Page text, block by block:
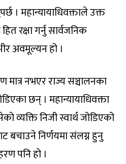
। महान्यायाधिवक्ताले उक्त
रक्षा गर्नु सार्वजनिक
अवमूल्यन हो ।
नभएर राज्य सञ्चालनका
छन् । महान्यायाधिवक्ता
व्यक्ति निजी स्वार्थ जोडिएको
बचाउने निर्णयमा संलग्न हुनु
पनि हो ।